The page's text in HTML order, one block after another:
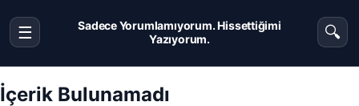
Menüyü aç veya kapat
☰
Sadece Yorumlamıyorum. Hissettiğimi
Yazıyorum.
🔍
İçerik Bulunamadı